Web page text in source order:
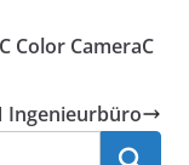
Color CameraC
Ingenieurbüro